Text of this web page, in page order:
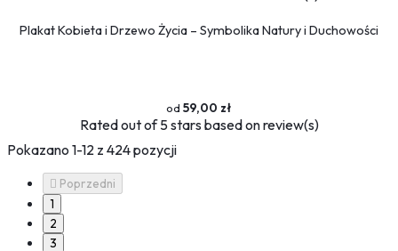
Plakat Kobieta i Drzewo Życia – Symbolika Natury i Duchowości
59,00 zł
Ratedout of 5 stars based onreview(s)
Pokazano 1-12 z 424 pozycji
 Poprzedni
1
2
3